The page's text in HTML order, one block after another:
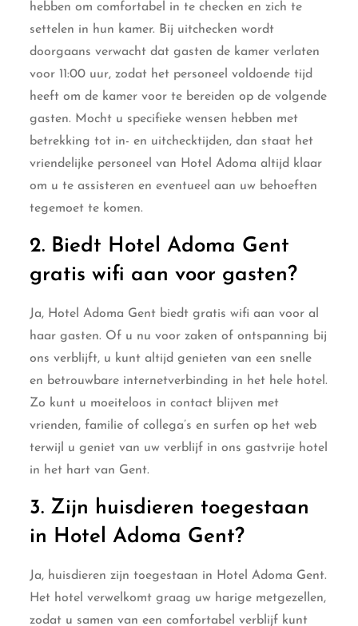
hebben om comfortabel in te checken en zich te
settelen in hun kamer. Bij uitchecken wordt
doorgaans verwacht dat gasten de kamer verlaten
voor 11:00 uur, zodat het personeel voldoende tijd
heeft om de kamer voor te bereiden op de volgende
gasten. Mocht u specifieke wensen hebben met
betrekking tot in- en uitchecktijden, dan staat het
vriendelijke personeel van Hotel Adoma altijd klaar
om u te assisteren en eventueel aan uw behoeften
tegemoet te komen.
2. Biedt Hotel Adoma Gent
gratis wifi aan voor gasten?
Ja, Hotel Adoma Gent biedt gratis wifi aan voor al
haar gasten. Of u nu voor zaken of ontspanning bij
ons verblijft, u kunt altijd genieten van een snelle
en betrouwbare internetverbinding in het hele hotel.
Zo kunt u moeiteloos in contact blijven met
vrienden, familie of collega’s en surfen op het web
terwijl u geniet van uw verblijf in ons gastvrije hotel
in het hart van Gent.
3. Zijn huisdieren toegestaan
in Hotel Adoma Gent?
Ja, huisdieren zijn toegestaan in Hotel Adoma Gent.
Het hotel verwelkomt graag uw harige metgezellen,
zodat u samen van een comfortabel verblijf kunt